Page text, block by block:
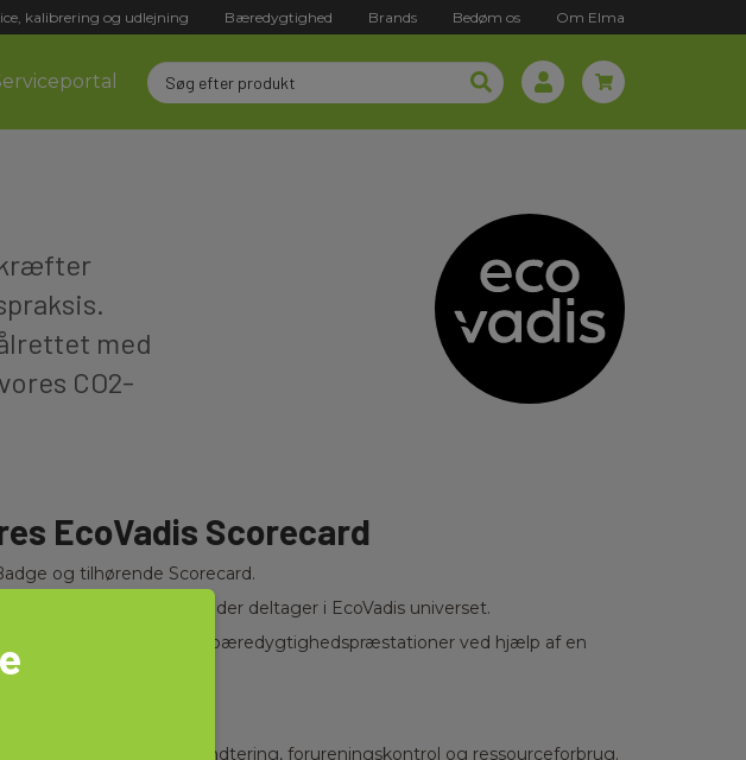
kalibrering og udlejning Bæredygtighed Brands Bedøm os Om Elma
med
CO2-
EcoVadis Scorecard
og tilhørende Scorecard.
virksomheder der deltager i EcoVadis universet.
af virksomheders bæredygtighedspræstationer ved hjælp af en
affaldshåndtering, forureningskontrol og ressourceforbrug.